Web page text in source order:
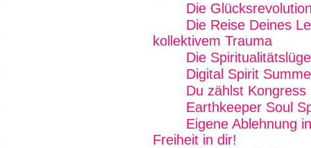
Die
Die Reise Deines
kollektivem Trauma
Die
Digital Spirit
Du zählst Kongress
Earthkeeper Soul
Eigene Ablehnung
Freiheit in dir!